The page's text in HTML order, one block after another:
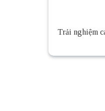
Trải nghiệm